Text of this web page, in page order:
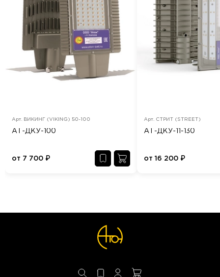
Арт. ВИКИНГ (VIKING) 50-100
АТ-ДКУ-100
от 7 700 ₽
Арт. СТРИТ (STREET)
АТ-ДКУ-11-130
от 16 200 ₽